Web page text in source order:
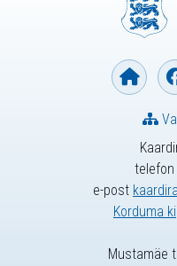
telefon
e-post
Korduma
Mustamäe